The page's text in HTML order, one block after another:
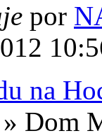
por
na
» Dom